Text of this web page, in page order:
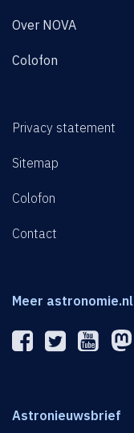
Over NOVA
Colofon
Privacy statement
Sitemap
Colofon
Contact
Meer astronomie.nl
Astronieuwsbrief